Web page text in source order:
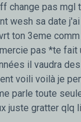
change pas mgl
wesh sa date
ton 3eme
pas *te fait
il vaudra
voili voilà je
parle toute
juste gratter qlq